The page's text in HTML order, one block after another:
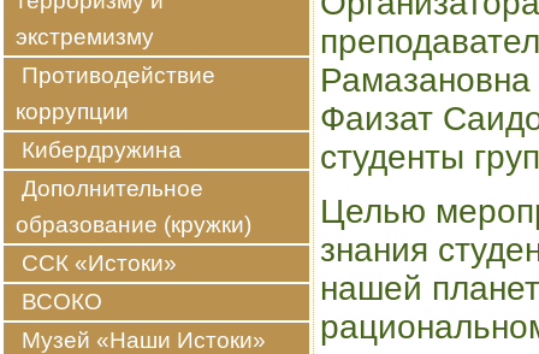
экстремизму
Противодействие
коррупции
Кибердружина
Дополнительное
образование (кружки)
ССК «Истоки»
ВСОКО
Музей «Наши Истоки»
Рамазановна
Фаизат
студенты
Целью
знания
нашей